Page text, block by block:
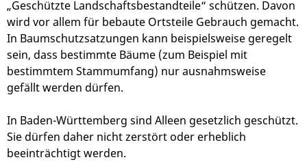
„Geschützte Landschaftsbestandteile“ schützen. Davon
wird vor allem für bebaute Ortsteile Gebrauch gemacht.
In Baumschutzsatzungen kann beispielsweise geregelt
sein, dass bestimmte Bäume (zum Beispiel mit
bestimmtem Stammumfang) nur ausnahmsweise
gefällt werden dürfen.
In Baden-Württemberg sind Alleen gesetzlich geschützt.
Sie dürfen daher nicht zerstört oder erheblich
beeinträchtigt werden.